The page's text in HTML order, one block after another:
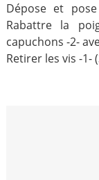
Dépose et
Rabattre la
capuchons -2-
Retirer les vis -1-